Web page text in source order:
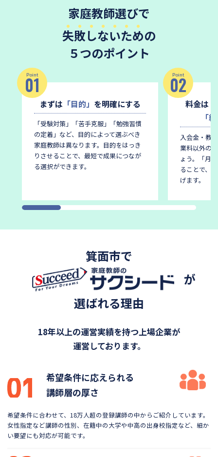
家庭教師選びで
失敗しないための
５つのポイント
Point
01
まずは 「目的」 を明確にする
「受験対策」「苦手克服」「勉強習慣
の定着」など、目的によって選ぶべき
家庭教師は異なります。 目的をはっき
りさせることで、最短で成果につなが
る選択ができます。
Point
02
料金は
「
入会金・教
業料以外の
ょう。
「月
ることで、
げます。
箕面市で
が
選ばれる理由
18年以上の運営実績を持つ上場企業が
運営しております。
希望条件に応えられる
講師層の厚さ
希望条件に合わせて、18万人超の登録講師の中から ご紹介しています。
女性指定など講師の性別、在籍中の大学や中高の出身校指定など、細か
い要望にも対応が可能です。